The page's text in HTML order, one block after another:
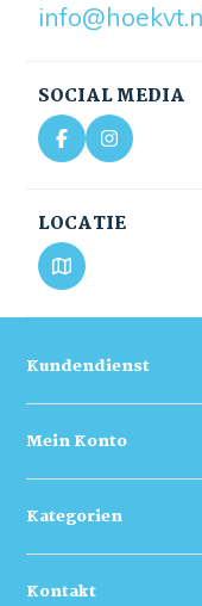
SOCIAL MEDIA
LOCATIE
Kundendienst
Mein Konto
Kategorien
Kontakt